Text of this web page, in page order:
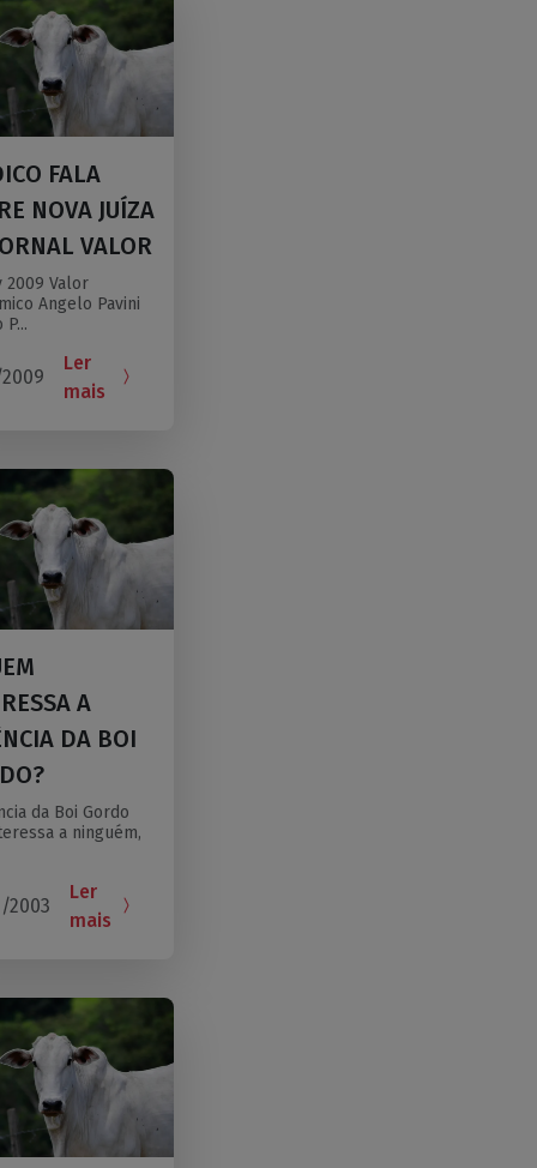
FALA
NOVA JUÍZA
VALOR
2009 Valor
Angelo Pavini
P...
Ler
mais
A
DA BOI
da Boi Gordo
a ninguém,
2003
Ler
mais